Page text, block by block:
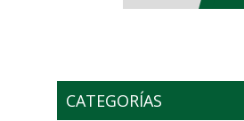
CATEGORÍAS